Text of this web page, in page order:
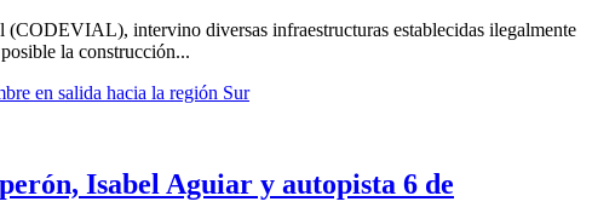
intervino diversas infraestructuras establecidas ilegalmente
la construcción...
Isabel Aguiar y autopista 6 de